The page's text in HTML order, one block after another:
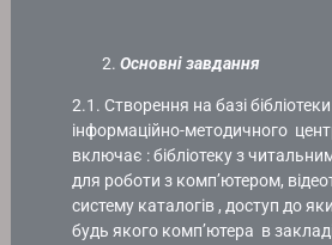
Основні завдання
2.1. Створення на базі
інформаційно-методичного
включає : бібліотеку з
для роботи з комп’ютером,
систему каталогів , доступ до
будь якого комп’ютера в